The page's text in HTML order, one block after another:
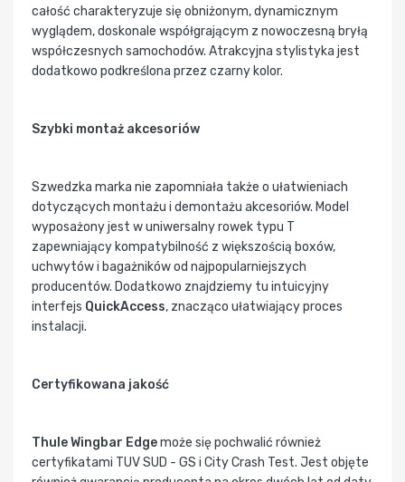
całość charakteryzuje się obniżonym, dynamicznym
wyglądem, doskonale współgrającym z nowoczesną bryłą
współczesnych samochodów. Atrakcyjna stylistyka jest
dodatkowo podkreślona przez czarny kolor.
Szybki montaż akcesoriów
Szwedzka marka nie zapomniała także o ułatwieniach
dotyczących montażu i demontażu akcesoriów. Model
wyposażony jest w uniwersalny rowek typu T
zapewniający kompatybilność z większością boxów,
uchwytów i bagażników od najpopularniejszych
producentów. Dodatkowo znajdziemy tu intuicyjny
interfejs QuickAccess, znacząco ułatwiający proces
instalacji.
Certyfikowana jakość
Thule Wingbar Edgemoże się pochwalić również
certyfikatami TUV SUD - GS i City Crash Test. Jest objęte